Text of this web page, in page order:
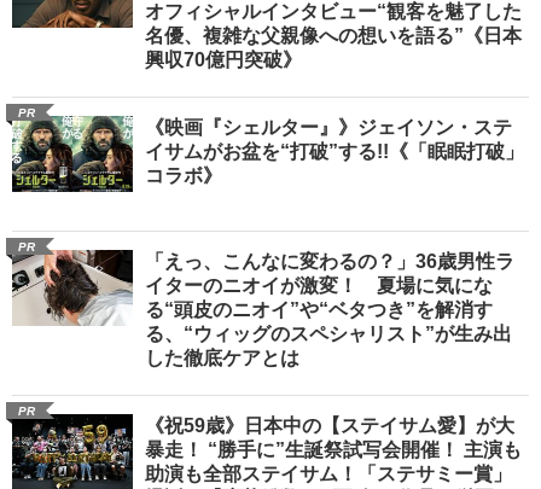
オフィシャルインタビュー“観客を魅了した
名優、複雑な父親像への想いを語る”《日本
興収70億円突破》
PR
《映画『シェルター』》ジェイソン・ステ
イサムがお盆を“打破”する!!《「眠眠打破」
コラボ》
PR
「えっ、こんなに変わるの？」36歳男性ラ
イターのニオイが激変！ 夏場に気にな
る“頭皮のニオイ”や“ベタつき”を解消す
る、“ウィッグのスペシャリスト”が生み出
した徹底ケアとは
PR
《祝59歳》日本中の【ステイサム愛】が大
暴走！ “勝手に”生誕祭試写会開催！ 主演も
助演も全部ステイサム！「ステサミー賞」